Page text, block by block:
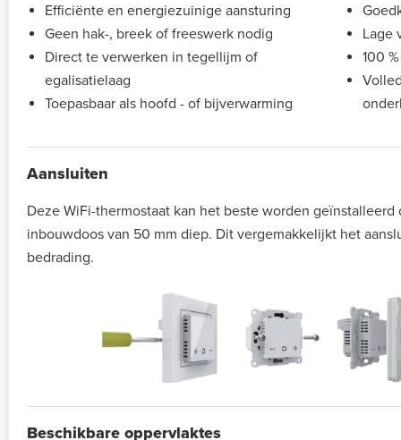
Efficiënte en energiezuinige aansturing
Geen hak-, breek of freeswerk nodig
Direct te verwerken in tegellijm of
egalisatielaag
Toepasbaar als hoofd - of bijverwarming
Lage
100
Aansluiten
Deze WiFi-thermostaat kan het beste worden geïnstalleerd
inbouwdoos van 50 mm diep. Dit vergemakkelijkt het
bedrading.
Beschikbare oppervlaktes